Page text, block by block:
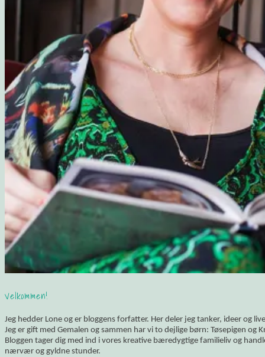
Velkommen!
Jeg hedder Lone og er bloggens forfatter. Her deler jeg tanker, ideer og
Jeg er gift med Gemalen og sammen har vi to dejlige børn: Tøsepigen og
Bloggen tager dig med ind i vores kreative bæredygtige familieliv og
nærvær og gyldne stunder.